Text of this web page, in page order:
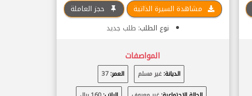
مشاهدة السيرة الذاتية
حجز العاملة
نوع الطلب: طلب جديد
المواصفات
الديانة:غير مسلم العمر:37